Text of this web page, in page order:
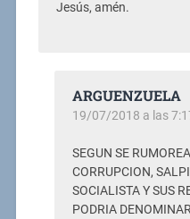
Jesús, amén.
ARGUENZUELA
19/07/2018 a las
SEGUN SE
CORRUPCION,
SOCIALISTA Y SUS
PODRIA